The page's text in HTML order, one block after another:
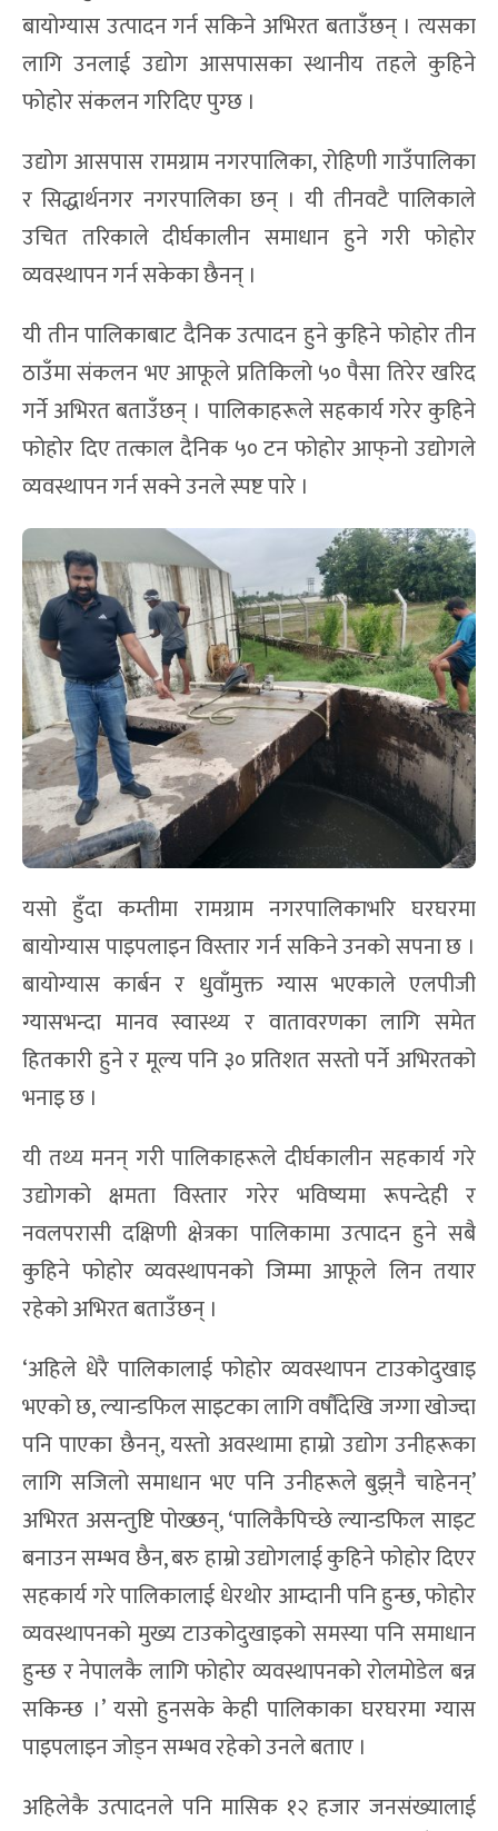
बायोग्यास उत्पादन गर्न सकिने अभिरत बताउँछन् । त्यसका
लागि उनलाई उद्योग आसपासका स्थानीय तहले कुहिने
फोहोर संकलन गरिदिए पुग्छ ।
उद्योग आसपास रामग्राम नगरपालिका, रोहिणी गाउँपालिका
र सिद्धार्थनगर नगरपालिका छन् । यी तीनवटै पालिकाले
उचित तरिकाले दीर्घकालीन समाधान हुने गरी फोहोर
व्यवस्थापन गर्न सकेका छैनन् ।
यी तीन पालिकाबाट दैनिक उत्पादन हुने कुहिने फोहोर तीन
ठाउँमा संकलन भए आफूले प्रतिकिलो ५० पैसा तिरेर खरिद
गर्ने अभिरत बताउँछन् । पालिकाहरूले सहकार्य गरेर कुहिने
फोहोर दिए तत्काल दैनिक ५० टन फोहोर आफ्‌नो उद्योगले
व्यवस्थापन गर्न सक्ने उनले स्पष्ट पारे ।
यसो हुँदा कम्तीमा रामग्राम नगरपालिकाभरि घरघरमा
बायोग्यास पाइपलाइन विस्तार गर्न सकिने उनको सपना छ ।
बायोग्यास कार्बन र धुवाँमुक्त ग्यास भएकाले एलपीजी
ग्यासभन्दा मानव स्वास्थ्य र वातावरणका लागि समेत
हितकारी हुने र मूल्य पनि ३० प्रतिशत सस्तो पर्ने अभिरतको
भनाइ छ ।
यी तथ्य मनन् गरी पालिकाहरूले दीर्घकालीन सहकार्य गरे
उद्योगको क्षमता विस्तार गरेर भविष्यमा रूपन्देही र
नवलपरासी दक्षिणी क्षेत्रका पालिकामा उत्पादन हुने सबै
कुहिने फोहोर व्यवस्थापनको जिम्मा आफूले लिन तयार
रहेको अभिरत बताउँछन् ।
‘अहिले धेरै पालिकालाई फोहोर व्यवस्थापन टाउकोदुखाइ
भएको छ, ल्यान्डफिल साइटका लागि वर्षौंदेखि जग्गा खोज्दा
पनि पाएका छैनन्, यस्तो अवस्थामा हाम्रो उद्योग उनीहरूका
लागि सजिलो समाधान भए पनि उनीहरूले बुझ्‌नै चाहेनन्‌’
अभिरत असन्तुष्टि पोख्छन्, ‘पालिकैपिच्छे ल्यान्डफिल साइट
बनाउन सम्भव छैन, बरु हाम्रो उद्योगलाई कुहिने फोहोर दिएर
सहकार्य गरे पालिकालाई धेरथोर आम्दानी पनि हुन्छ, फोहोर
व्यवस्थापनको मुख्य टाउकोदुखाइको समस्या पनि समाधान
हुन्छ र नेपालकै लागि फोहोर व्यवस्थापनको रोलमोडेल बन्न
सकिन्छ ।’ यसो हुनसके केही पालिकाका घरघरमा ग्यास
पाइपलाइन जोड्न सम्भव रहेको उनले बताए ।
अहिलेकै उत्पादनले पनि मासिक १२ हजार जनसंख्यालाई